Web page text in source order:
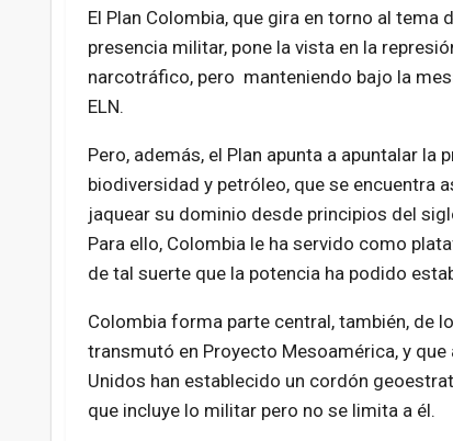
El Plan Colombia, que gira en torno al
presencia militar, pone la vista en la
narcotráfico, pero manteniendo bajo la
ELN.
Pero, además, el Plan apunta a apuntalar
biodiversidad y petróleo, que se encuentra
jaquear su dominio desde principios del
Para ello, Colombia le ha servido como
de tal suerte que la potencia ha podido
Colombia forma parte central, también, de
transmutó en Proyecto Mesoamérica, y
Unidos han establecido un cordón
que incluye lo militar pero no se limita a él.